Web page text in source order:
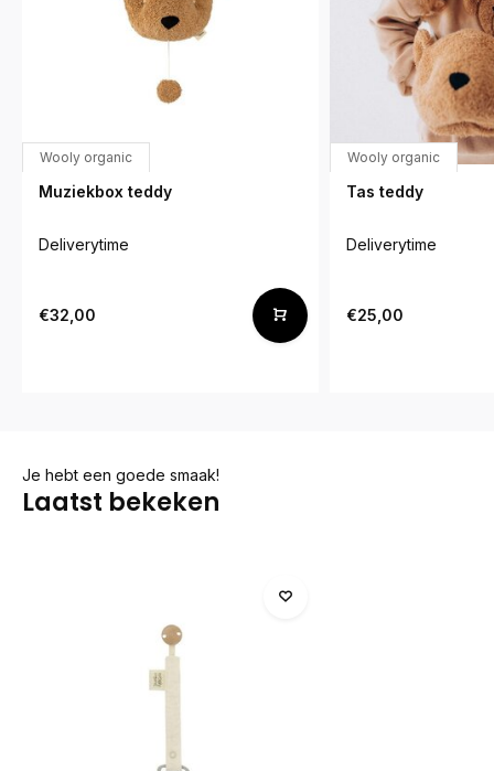
Wooly organic
Muziekbox teddy
Deliverytime
€32,00
Wooly organic
Tas teddy
Deliverytime
€25,00
Je hebt een goede smaak!
Laatst bekeken